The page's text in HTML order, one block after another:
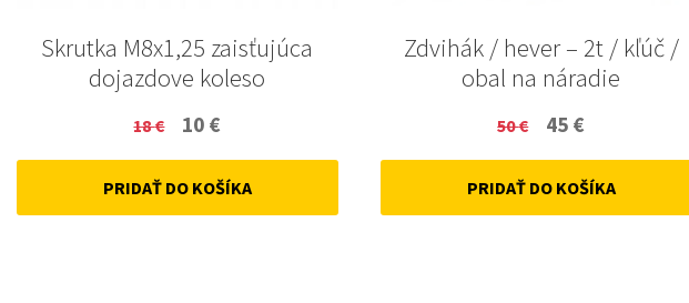
Skrutka M8x1,25 zaisťujúca
dojazdove koleso
18€
Original
price
was:
10 €
price
is:
PRIDAŤ DO KOŠÍKA
Zdvihák / hever – 2t / kľúč /
obal na náradie
50€
Original
price
was:
45 €
price
is:
PRIDAŤ DO KOŠÍKA